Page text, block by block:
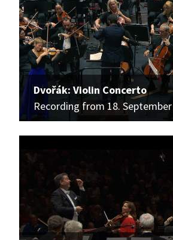
Dvořák: Violin Concerto
Recording from 18.